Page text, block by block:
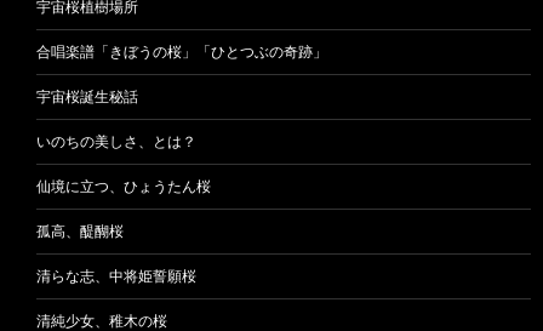
宇宙桜植樹場所
合唱楽譜「きぼうの桜」「ひとつぶの奇跡」
宇宙桜誕生秘話
いのちの美しさ、とは？
仙境に立つ、ひょうたん桜
孤高、醍醐桜
清らな志、中将姫誓願桜
清純少女、稚木の桜